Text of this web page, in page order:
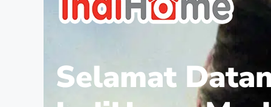
Selamat